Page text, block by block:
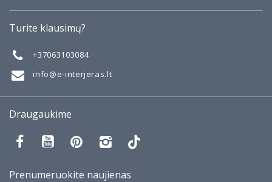
Mano darbai
Taisyklės
Turite klausimų?
+37063103084
info@e-interjeras.lt
Draugaukime
Prenumeruokite naujienas